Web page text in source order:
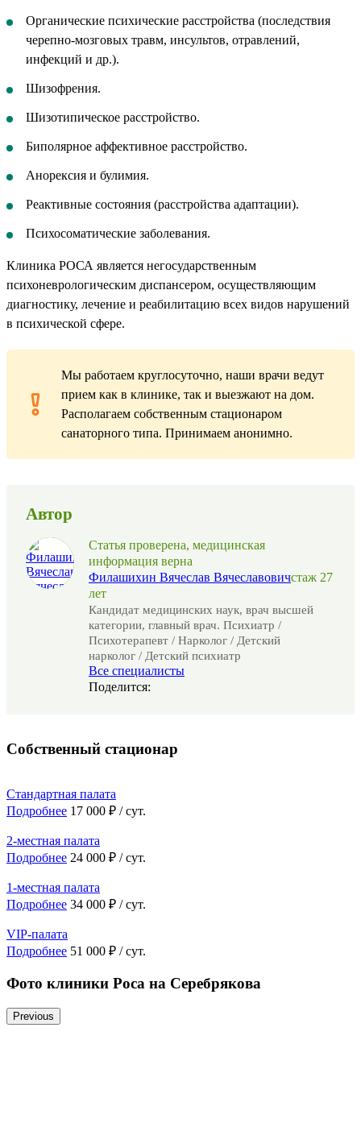
Органические психические расстройства (последствия
черепно-мозговых травм, инсультов, отравлений,
инфекций и др.).
Шизофрения.
Шизотипическое расстройство.
Биполярное аффективное расстройство.
Анорексия и булимия.
Реактивные состояния (расстройства адаптации).
Психосоматические заболевания.
Клиника РОСА является негосударственным
психоневрологическим диспансером, осуществляющим
диагностику, лечение и реабилитацию всех видов нарушений
в психической сфере.
Мы работаем круглосуточно, наши врачи ведут
прием как в клинике, так и выезжают на дом.
Располагаем собственным стационаром
санаторного типа. Принимаем анонимно.
Автор
Статья проверена, медицинская
информация верна
Филашихин Вячеслав Вячеславовичcтаж 27
лет
Кандидат медицинских наук, врач высшей
категории, главный врач. Психиатр /
Психотерапевт / Нарколог / Детский
нарколог / Детский психиатр
Все специалисты
Поделится:
Собственный стационар
Стандартная палата
Подробнее 17 000 ₽ / сут.
2-местная палата
Подробнее 24 000 ₽ / сут.
1-местная палата
Подробнее 34 000 ₽ / сут.
VIP-палата
Подробнее 51 000 ₽ / сут.
Фото клиники Роса на Серебрякова
Previous